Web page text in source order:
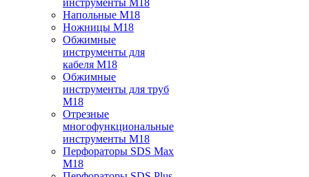
инструменты M18
Напольные M18
Ножницы M18
Обжимные
инструменты для
кабеля M18
Обжимные
инструменты для труб
M18
Отрезные
многофункциональные
инструменты M18
Перфораторы SDS Max
M18